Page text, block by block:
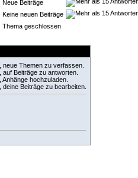
Neue Beiträge
Keine neuen Beiträge
Thema geschlossen
, neue Themen zu verfassen.
, auf Beiträge zu antworten.
, Anhänge hochzuladen.
, deine Beiträge zu bearbeiten.